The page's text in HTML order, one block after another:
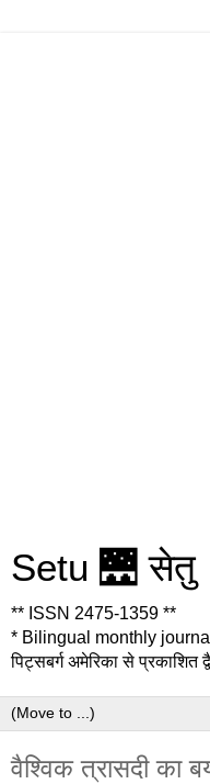
Setu 🌉 सेतु
** ISSN 2475-1359 **
* Bilingual monthly
पिट्सबर्ग अमेरिका से प्रकाशित
वैश्विक त्रासदी का